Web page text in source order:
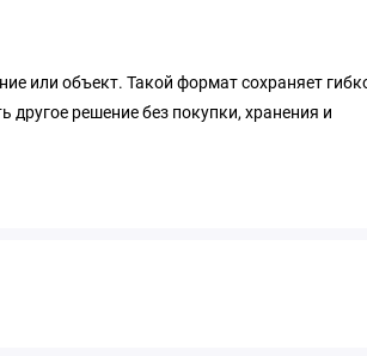
или объект. Такой формат сохраняет
решение без покупки, хранения и